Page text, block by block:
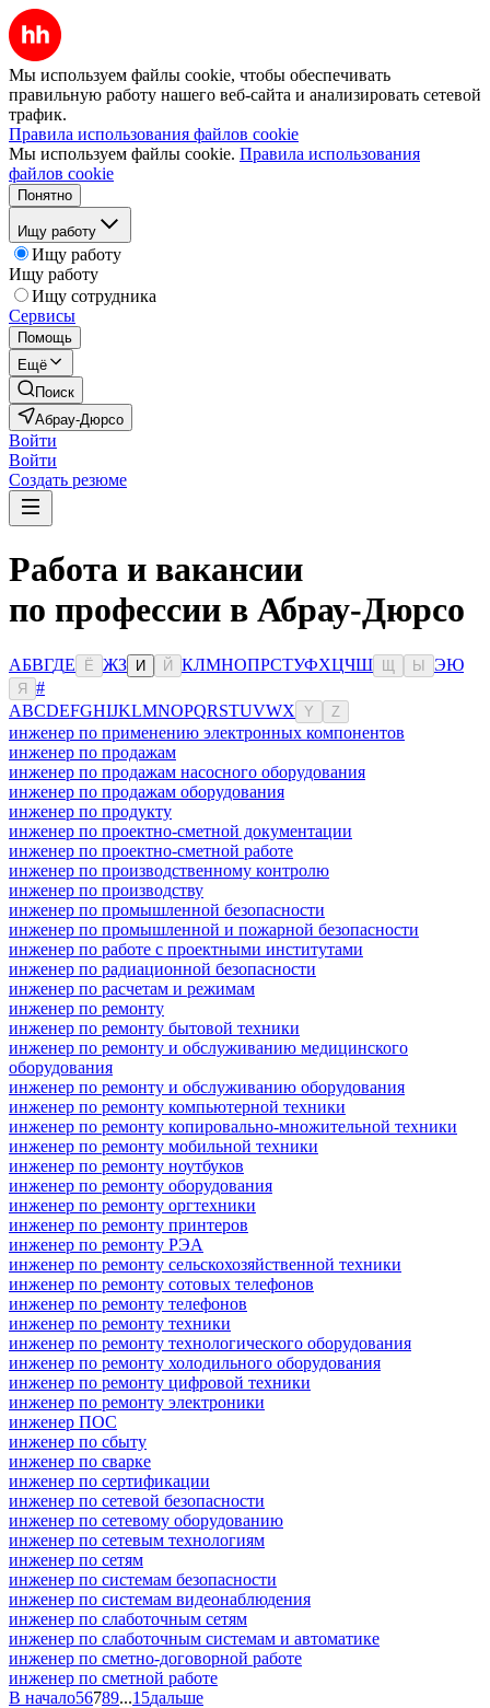
Мы используем файлы cookie, чтобы обеспечивать
правильную работу нашего веб-сайта и анализировать сетевой
трафик.
Правила использования файлов cookie
Мы используем файлы cookie. Правила использования
файлов cookie
Понятно
Ищу работу
Ищу работу
Ищу работу
Ищу сотрудника
Сервисы
Помощь
Ещё
Поиск
Абрау-Дюрсо
Войти
Войти
Создать резюме
Работа и вакансии
по профессии в Абрау-Дюрсо
АБВГДЕ Ё ЖЗ И Й КЛМНОПРСТУФХЦЧШ Ы ЭЮ
Я
#
ABCDEFGHIJKLMNOPQRSTUVWX Y Z
инженер по применению электронных компонентов
инженер по продажам
инженер по продажам насосного оборудования
инженер по продажам оборудования
инженер по продукту
инженер по проектно-сметной документации
инженер по проектно-сметной работе
инженер по производственному контролю
инженер по производству
инженер по промышленной безопасности
инженер по промышленной и пожарной безопасности
инженер по работе с проектными институтами
инженер по радиационной безопасности
инженер по расчетам и режимам
инженер по ремонту
инженер по ремонту бытовой техники
инженер по ремонту и обслуживанию медицинского
оборудования
инженер по ремонту и обслуживанию оборудования
инженер по ремонту компьютерной техники
инженер по ремонту копировально-множительной техники
инженер по ремонту мобильной техники
инженер по ремонту ноутбуков
инженер по ремонту оборудования
инженер по ремонту оргтехники
инженер по ремонту принтеров
инженер по ремонту РЭА
инженер по ремонту сельскохозяйственной техники
инженер по ремонту сотовых телефонов
инженер по ремонту телефонов
инженер по ремонту техники
инженер по ремонту технологического оборудования
инженер по ремонту холодильного оборудования
инженер по ремонту цифровой техники
инженер по ремонту электроники
инженер ПОС
инженер по сбыту
инженер по сварке
инженер по сертификации
инженер по сетевой безопасности
инженер по сетевому оборудованию
инженер по сетевым технологиям
инженер по сетям
инженер по системам безопасности
инженер по системам видеонаблюдения
инженер по слаботочным сетям
инженер по слаботочным системам и автоматике
инженер по сметно-договорной работе
инженер по сметной работе
В начало56789...15дальше